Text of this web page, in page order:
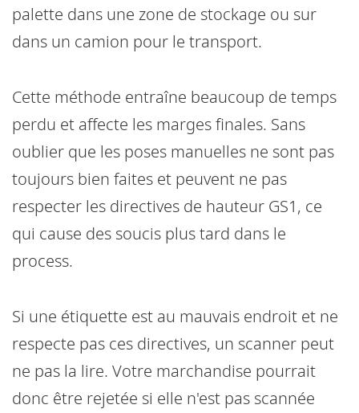
palette dans une zone de stockage ou sur
dans un camion pour le transport.
Cette méthode entraîne beaucoup de temps
perdu et affecte les marges finales. Sans
oublier que les poses manuelles ne sont pas
toujours bien faites et peuvent ne pas
respecter les directives de hauteur GS1, ce
qui cause des soucis plus tard dans le
process.
Si une étiquette est au mauvais endroit et ne
respecte pas ces directives, un scanner peut
ne pas la lire. Votre marchandise pourrait
donc être rejetée si elle n'est pas scannée